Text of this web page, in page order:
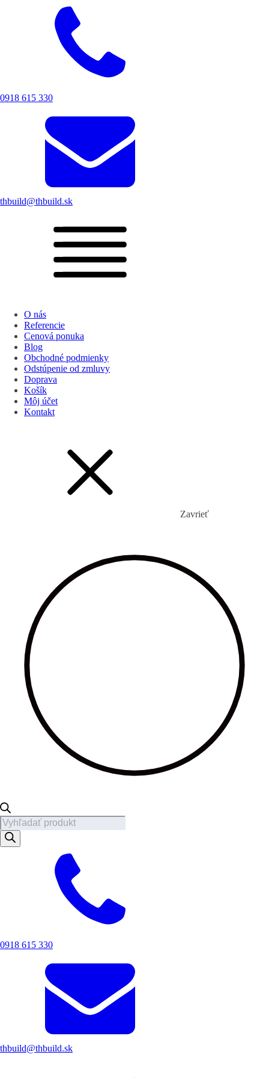
0918 615 330
thbuild@thbuild.sk
O nás
Referencie
Cenová ponuka
Blog
Obchodné podmienky
Odstúpenie od zmluvy
Doprava
Košík
Môj účet
Kontakt
Zavrieť
Products
search
0918 615 330
thbuild@thbuild.sk